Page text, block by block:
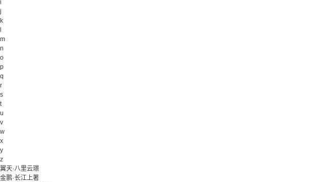
i
j
k
m
n
o
p
q
r
s
t
u
v
w
x
y
z
翼天·八里云璟
金鹏·长江上著